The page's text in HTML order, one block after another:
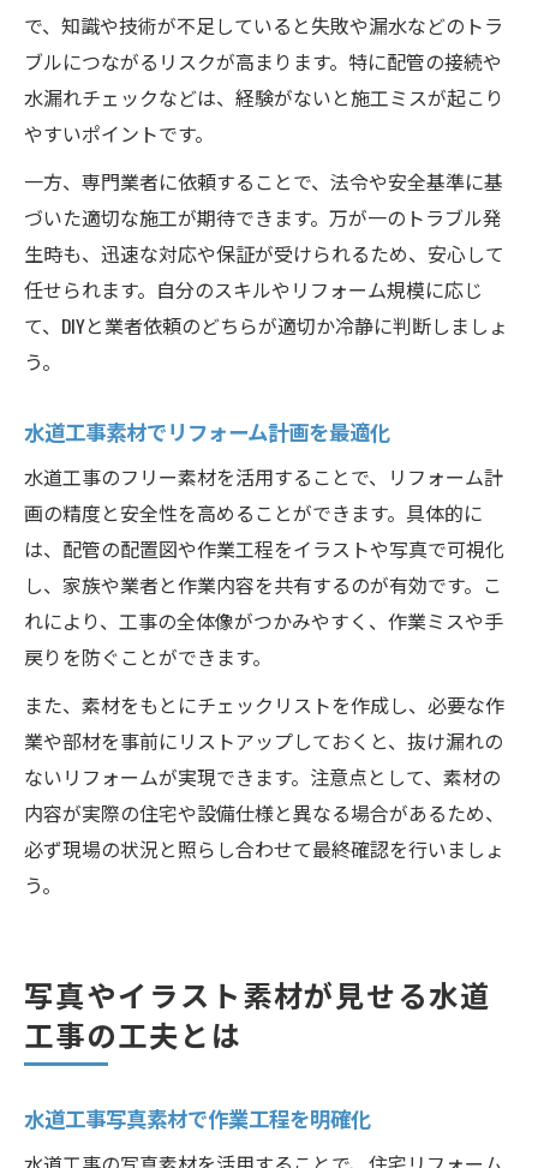
で、知識や技術が不足していると失敗や漏水などのトラ
ブルにつながるリスクが高まります。特に配管の接続や
水漏れチェックなどは、経験がないと施工ミスが起こり
やすいポイントです。
一方、専門業者に依頼することで、法令や安全基準に基
づいた適切な施工が期待できます。万が一のトラブル発
生時も、迅速な対応や保証が受けられるため、安心して
任せられます。自分のスキルやリフォーム規模に応じ
て、DIYと業者依頼のどちらが適切か冷静に判断しましょ
う。
水道工事素材でリフォーム計画を最適化
水道工事のフリー素材を活用することで、リフォーム計
画の精度と安全性を高めることができます。具体的に
は、配管の配置図や作業工程をイラストや写真で可視化
し、家族や業者と作業内容を共有するのが有効です。こ
れにより、工事の全体像がつかみやすく、作業ミスや手
戻りを防ぐことができます。
また、素材をもとにチェックリストを作成し、必要な作
業や部材を事前にリストアップしておくと、抜け漏れの
ないリフォームが実現できます。注意点として、素材の
内容が実際の住宅や設備仕様と異なる場合があるため、
必ず現場の状況と照らし合わせて最終確認を行いましょ
う。
写真やイラスト素材が見せる水道
工事の工夫とは
水道工事写真素材で作業工程を明確化